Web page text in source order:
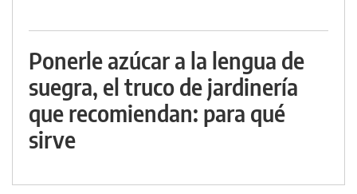
Ponerle azúcar a la lengua de
suegra, el truco de jardinería
que recomiendan: para qué
sirve